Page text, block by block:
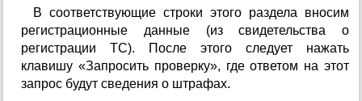
В соответствующие строки этого раздела вносим
регистрационные данные (из свидетельства о
регистрации ТС). После этого следует нажать
клавишу «Запросить проверку», где ответом на этот
запрос будут сведения о штрафах.